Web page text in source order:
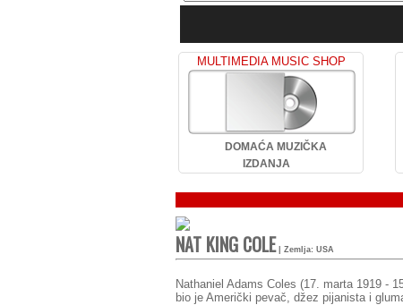
MULTIMEDIA MUSIC SHOP
DOMAĆA MUZIČKA
IZDANJA
NAT KING COLE| Zemlja: USA
Nathaniel Adams Coles (17. marta 1919 -
bio je Američki pevač, džez pijanista i